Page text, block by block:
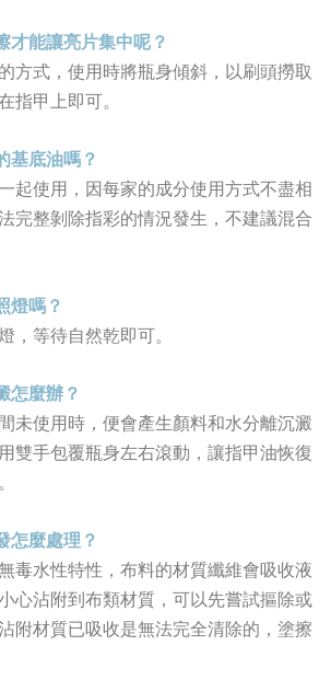
才能讓亮片集中呢？
方式，使用時將瓶身傾斜，以刷頭撈取
指甲上即可。
基底油嗎？
起使用，因每家的成分使用方式不盡相
完整剝除指彩的情況發生，不建議混合
燈嗎？
，等待自然乾即可。
怎麼辦？
未使用時，便會產生顏料和水分離沉澱
雙手包覆瓶身左右滾動，讓指甲油恢復
怎麼處理？
毒水性特性，布料的材質纖維會吸收液
心沾附到布類材質，可以先嘗試摳除或
附材質已吸收是無法完全清除的，塗擦